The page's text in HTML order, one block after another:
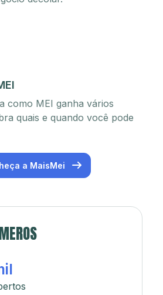
como MEI ganha vários
quais e quando você pode
a MaisMei